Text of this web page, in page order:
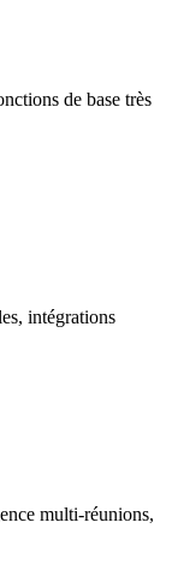
de base très
intégrations
multi-réunions,